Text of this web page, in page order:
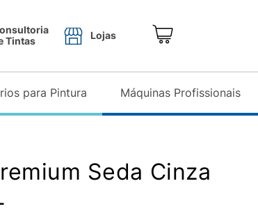
Tintas
Lojas
para Pintura Máquinas Profissionais
Seda Cinza